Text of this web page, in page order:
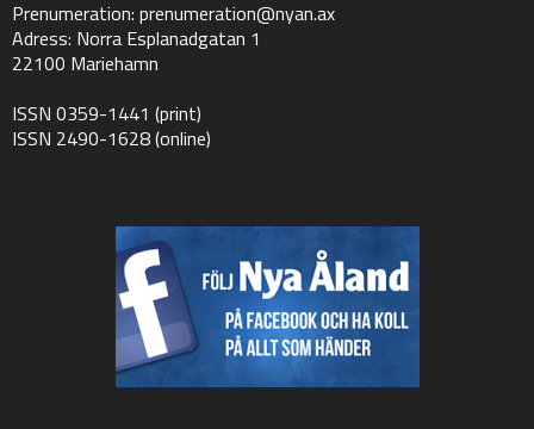
Prenumeration: prenumeration@nyan.ax
Adress: Norra Esplanadgatan 1
22100 Mariehamn
ISSN 0359-1441 (print)
ISSN 2490-1628 (online)